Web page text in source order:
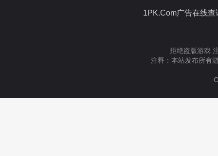
1PK.Com广告在
拒绝盗版游戏
注释：本站发布所有